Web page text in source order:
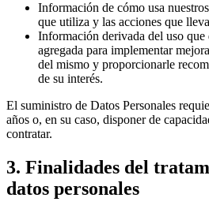
Información de cómo usa
que utiliza y las acciones que
Información derivada del uso
agregada para implementar
del mismo y proporcionarle
de su interés.
El suministro de Datos Personales
años o, en su caso, disponer de
contratar.
3. Finalidades del
datos personales